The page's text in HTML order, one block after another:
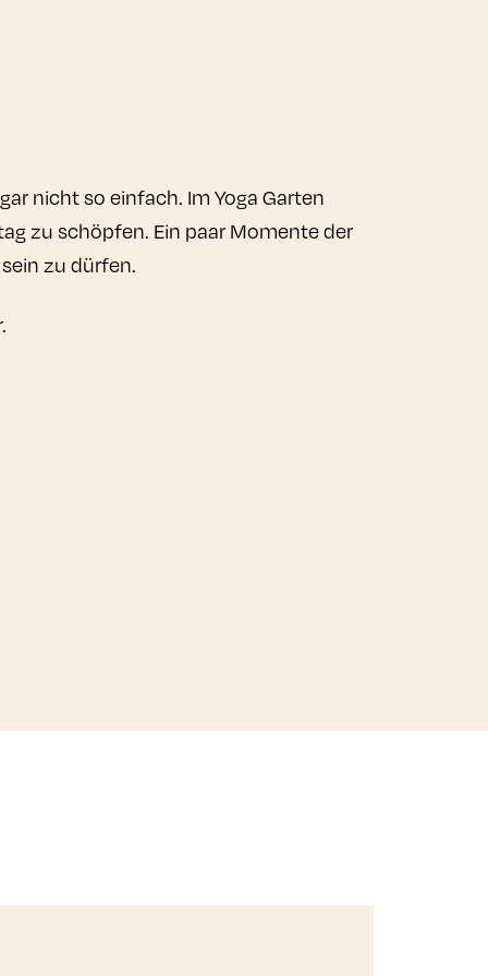
nicht so einfach. Im Yoga Garten
zu schöpfen. Ein paar Momente der
zu dürfen.